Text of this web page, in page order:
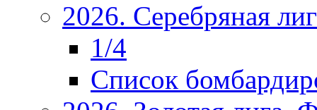
2026. Серебряная
1/4
Список